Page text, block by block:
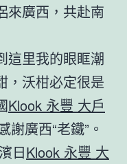
來廣西，共赴南
這里我的眼眶潮
，沃柑必定很是
Klook 永豐 大戶
謝廣西“老鐵”。
日Klook 永豐 大